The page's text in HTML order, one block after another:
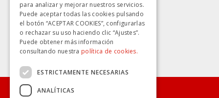
para analizar y mejorar nuestros servicios.
Puede aceptar todas las cookies pulsando
el botón “ACEPTAR COOKIES”, configurarlas
o rechazar su uso haciendo clic “Ajustes”.
Puede obtener más información
consultando nuestra política de cookies.
ESTRICTAMENTE NECESARIAS
ANALÍTICAS